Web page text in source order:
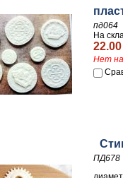
пд064
На
Нет
ПД678